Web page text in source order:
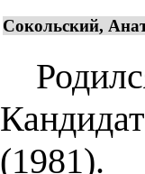
Сокольский,
(1981).